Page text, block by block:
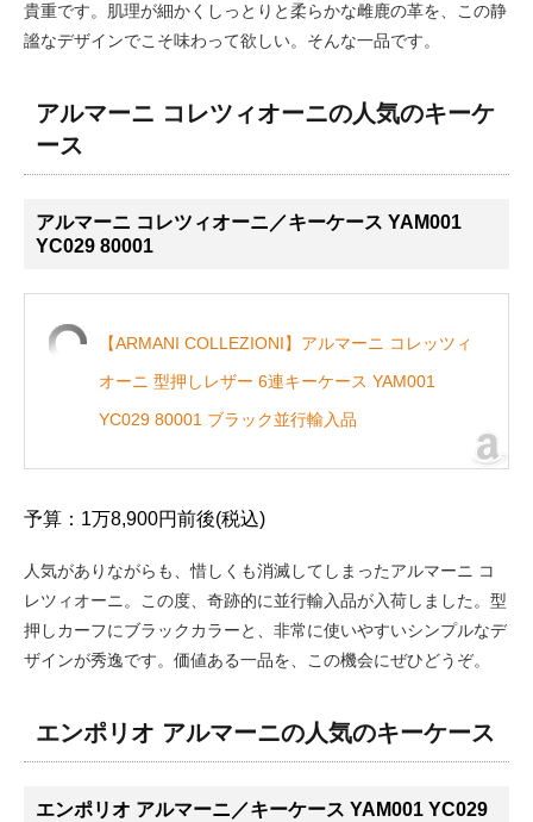
貴重です。肌理が細かくしっとりと柔らかな雌鹿の革を、この静
謐なデザインでこそ味わって欲しい。そんな一品です。
アルマーニ コレツィオーニの人気のキーケ
ース
アルマーニ コレツィオーニ／キーケース YAM001
YC029 80001
【ARMANI COLLEZIONI】アルマーニ コレッツィ
オーニ 型押しレザー 6連キーケース YAM001
YC029 80001 ブラック並行輸入品
予算：1万8,900円前後(税込)
人気がありながらも、惜しくも消滅してしまったアルマーニ コ
レツィオーニ。この度、奇跡的に並行輸入品が入荷しました。型
押しカーフにブラックカラーと、非常に使いやすいシンプルなデ
ザインが秀逸です。価値ある一品を、この機会にぜひどうぞ。
エンポリオ アルマーニの人気のキーケース
エンポリオ アルマーニ／キーケース YAM001 YC029